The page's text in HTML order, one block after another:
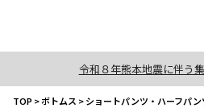
令和８年熊本地震に伴う
TOP>ボトムス >ショートパンツ・ハーフパン